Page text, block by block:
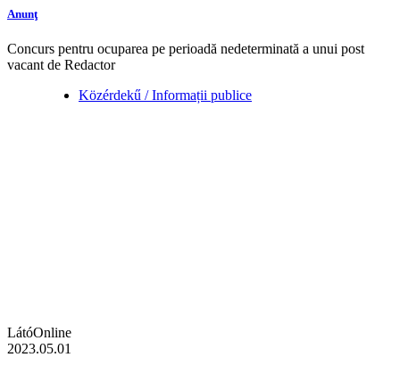
Anunţ
Concurs pentru ocuparea pe perioadă nedeterminată a unui post
vacant de Redactor
Közérdekű / Informații publice
LátóOnline
2023.05.01